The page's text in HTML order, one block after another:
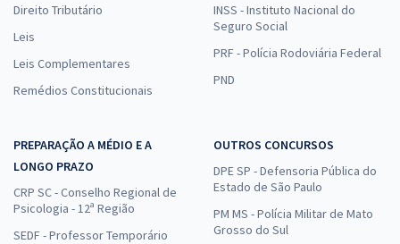
Direito Tributário
Leis
Leis Complementares
Remédios Constitucionais
INSS - Instituto Nacional do
Seguro Social
PRF - Polícia Rodoviária Federal
PND
PREPARAÇÃO A MÉDIO E A
LONGO PRAZO
CRP SC - Conselho Regional de
Psicologia - 12ª Região
SEDF - Professor Temporário
OUTROS CONCURSOS
DPE SP - Defensoria Pública do
Estado de São Paulo
PM MS - Polícia Militar de Mato
Grosso do Sul